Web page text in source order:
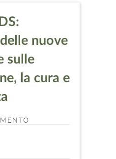
nuove
sulle
la cura e